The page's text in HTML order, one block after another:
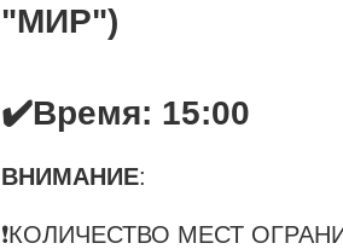
"МИР")
✔️Время: 15:00
ВНИМАНИЕ:
❗КОЛИЧЕСТВО МЕСТ